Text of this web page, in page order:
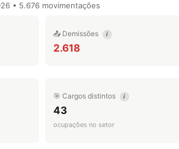
• 5.676 movimentações
📤 Demissões i
2.618
🎯 Cargos distintos i
43
ocupações no setor